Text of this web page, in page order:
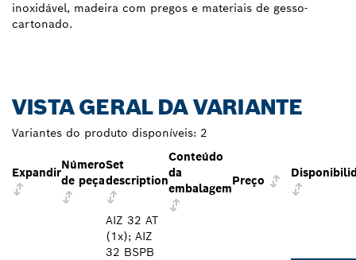
inoxidável, madeira com pregos e materiais de gesso-
cartonado.
VISTA GERAL DA VARIANTE
Variantes do produto disponíveis: 2
Expandir
Número
de peça
Set
description
Conteúdo
da
embalagem
Preço
AIZ 32 AT
(1x); AIZ
32 BSPB